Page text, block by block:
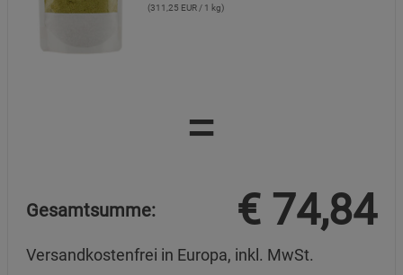
(311,25 EUR / 1 kg)
=
Gesamtsumme: € 74,84
Versandkostenfrei in Europa, inkl. MwSt.